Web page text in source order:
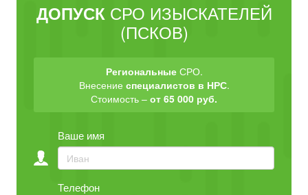
ДОПУСКСРО ИЗЫСКАТЕЛЕЙ
(ПСКОВ)
РегиональныеСРО.
Внесение специалистов в НРС.
Стоимость – от 65 000 руб.
Ваше имя
Телефон